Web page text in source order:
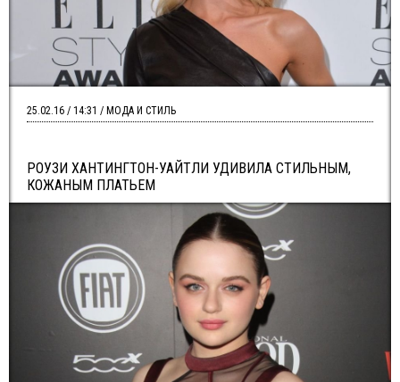
РОУЗИ ХАНТИНГТОН-УАЙТЛИ УДИВИЛА СТИЛЬНЫМ,
КОЖАНЫМ ПЛАТЬЕМ
25.02.16 / 14:31 / МОДА И СТИЛЬ